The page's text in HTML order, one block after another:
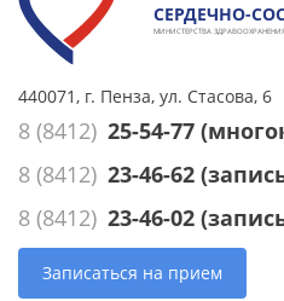
СЕРДЕЧНО-
МИНИСТЕРСТВА
440071, г. Пенза, ул. Стасова, 6
8 (8412) 25-54-77
8 (8412) 23-46-62
8 (8412) 23-46-02
Записаться на прием